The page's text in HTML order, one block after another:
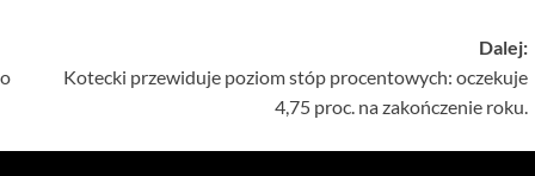
Dalej:
Kotecki przewiduje poziom stóp procentowych: oczekuje
4,75 proc. na zakończenie roku.